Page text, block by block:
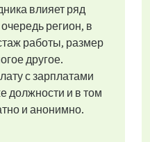
влияет ряд
регион, в
работы, размер
другое.
с зарплатами
должности и в том
и анонимно.